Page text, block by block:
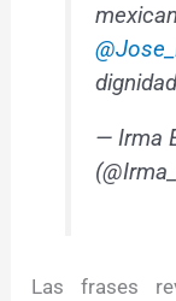
— Irma
Las frases